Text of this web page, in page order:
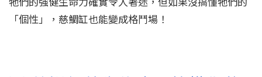
「個性」，慈鯛缸也能變成格鬥場！